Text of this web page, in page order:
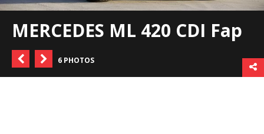
MERCEDES ML 420 CDI Fap
6 PHOTOS